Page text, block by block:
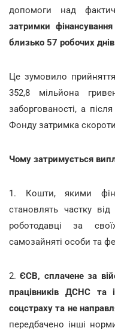
допомоги над
затримки
близько 57 робочих
Це зумовило
352,8 мільйона
заборгованості, а
Фонду затримка
Чому затримується
1. Кошти, якими
становлять частку
роботодавці за
самозайняті особи та
2.ЄСВ, сплачене за
працівників ДСНС
соцстраху та не
передбачено інші